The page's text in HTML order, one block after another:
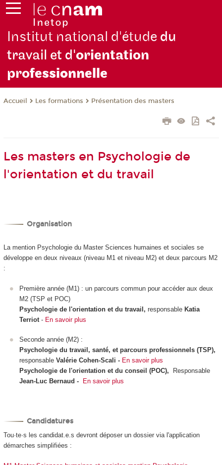
Institut national d'étude du
travail et d'orientation
professionnelle
Accueil Les formations Présentation des masters
Les masters en Psychologie de
l'orientation et du travail
Organisation
La mention Psychologie du Master Sciences humaines et sociales se
développe en deux niveaux (niveau M1 et niveau M2) et deux parcours M2
:
Première année (M1) : un parcours commun pour accéder aux deux
M2 (TSP et POC)
Psychologie de l'orientation et du travail, responsable Katia
Terriot - En savoir plus
Seconde année (M2) :
Psychologie du travail, santé, et parcours professionnels (TSP),
responsable Valérie Cohen-Scali - En savoir plus
Psychologie de l'orientation et du conseil (POC),
Responsable
Jean-Luc Bernaud -
En savoir plus
Candidatures
Tou·te·s les candidat.e.s devront déposer un dossier via l'application
démarches simplifiées :